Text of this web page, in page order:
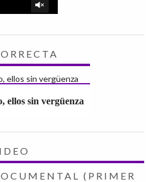
ellos sin vergüenza
(PRIMER